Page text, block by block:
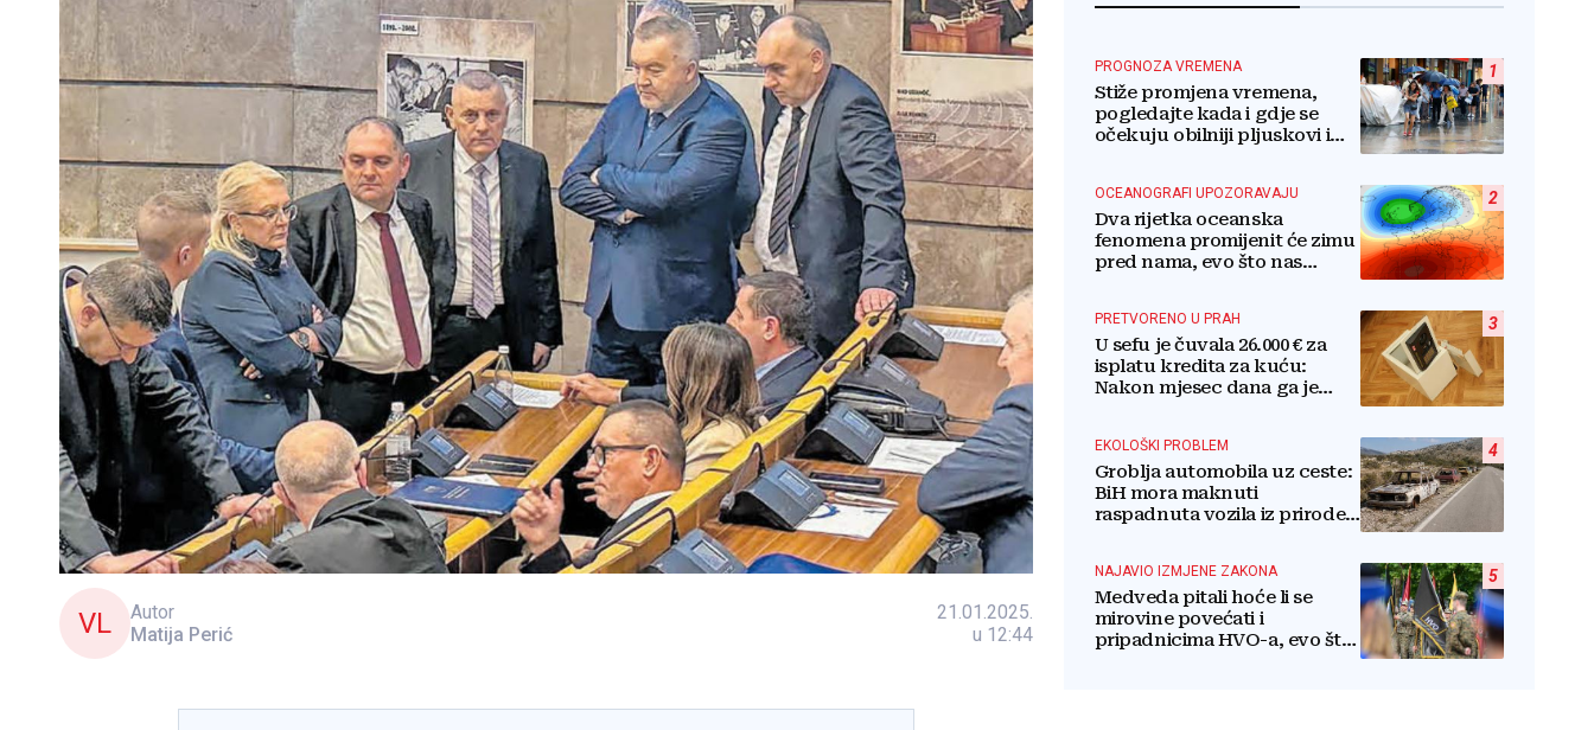
VL
Autor
Matija Perić
21.01.2025.
u 12:44
1
PROGNOZA VREMENA
Stiže promjena vremena,
pogledajte kada i gdje se
očekuju obilniji pljuskovi i
2
OCEANOGRAFI UPOZORAVAJU
Dva rijetka oceanska
fenomena promijenit će zimu
pred nama, evo što nas
3
PRETVORENO U PRAH
U sefu je čuvala 26.000 € za
isplatu kredita za kuću:
Nakon mjesec dana ga je
4
EKOLOŠKI PROBLEM
Groblja automobila uz ceste:
BiH mora maknuti
raspadnuta vozila iz prirode i
5
NAJAVIO IZMJENE ZAKONA
Medveda pitali hoće li se
mirovine povećati i
pripadnicima HVO-a, evo što